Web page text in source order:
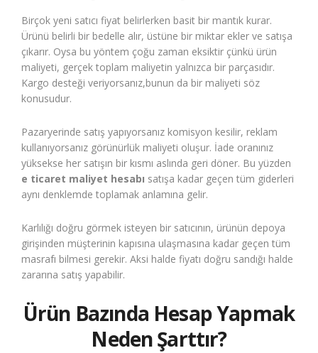
Birçok yeni satıcı fiyat belirlerken basit bir mantık kurar.
Ürünü belirli bir bedelle alır, üstüne bir miktar ekler ve satışa
çıkarır. Oysa bu yöntem çoğu zaman eksiktir çünkü ürün
maliyeti, gerçek toplam maliyetin yalnızca bir parçasıdır.
Kargo desteği veriyorsanız,bunun da bir maliyeti söz
konusudur.
Pazaryerinde satış yapıyorsanız komisyon kesilir, reklam
kullanıyorsanız görünürlük maliyeti oluşur. İade oranınız
yüksekse her satışın bir kısmı aslında geri döner. Bu yüzden
e ticaret maliyet hesabı satışa kadar geçen tüm giderleri
aynı denklemde toplamak anlamına gelir.
Karlılığı doğru görmek isteyen bir satıcının, ürünün depoya
girişinden müşterinin kapısına ulaşmasına kadar geçen tüm
masrafı bilmesi gerekir. Aksi halde fiyatı doğru sandığı halde
zararına satış yapabilir.
Ürün Bazında Hesap Yapmak
Neden Şarttır?